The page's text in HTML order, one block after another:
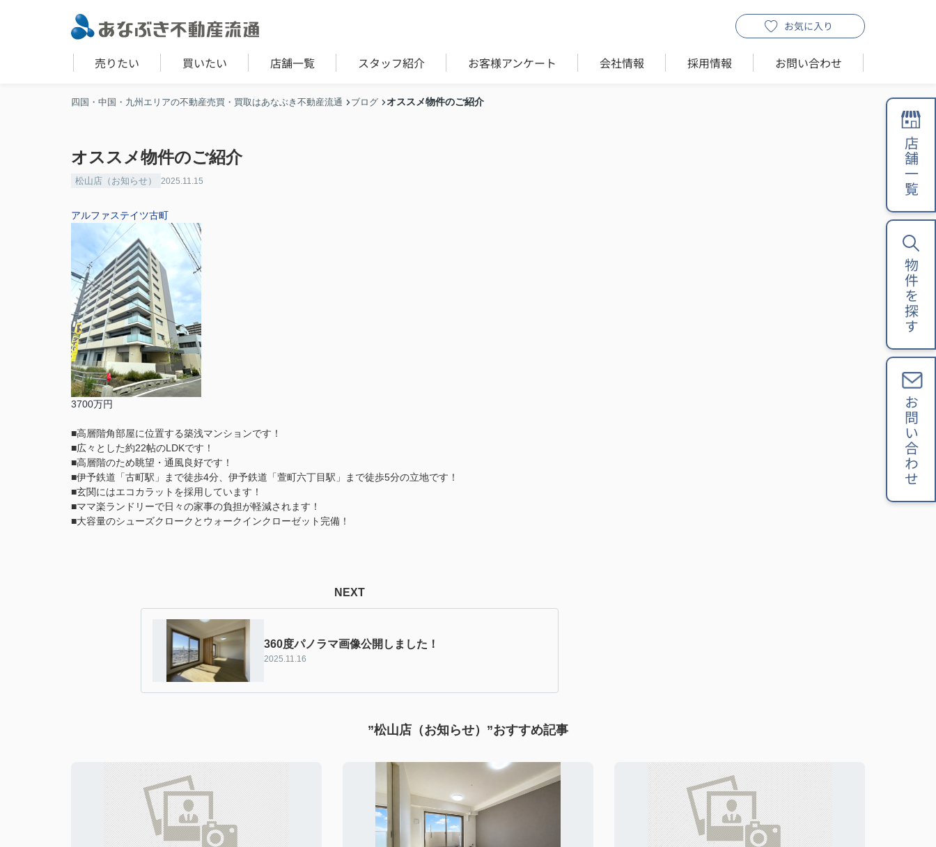
お気に入り
売りたい 買いたい 店舗一覧 スタッフ紹介 お客様アンケート 会社情報 採用情報 お問い合わせ
四国・中国・九州エリアの不動産売買・買取はあなぶき不動産流通 ブログ オススメ物件のご紹介
オススメ物件のご紹介
松山店（お知らせ） 2025.11.15
アルファステイツ古町
3700万円
■高層階角部屋に位置する築浅マンションです！
■広々とした約22帖のLDKです！
■高層階のため眺望・通風良好です！
■伊予鉄道「古町駅」まで徒歩4分、伊予鉄道「萱町六丁目駅」まで徒歩5分の立地です！
■玄関にはエコカラットを採用しています！
■ママ楽ランドリーで日々の家事の負担が軽減されます！
■大容量のシューズクロークとウォークインクローゼット完備！
NEXT
360度パノラマ画像公開しました！
2025.11.16
”松山店（お知らせ）”おすすめ記事
店舗一覧
物件を探す
お問い合わせ